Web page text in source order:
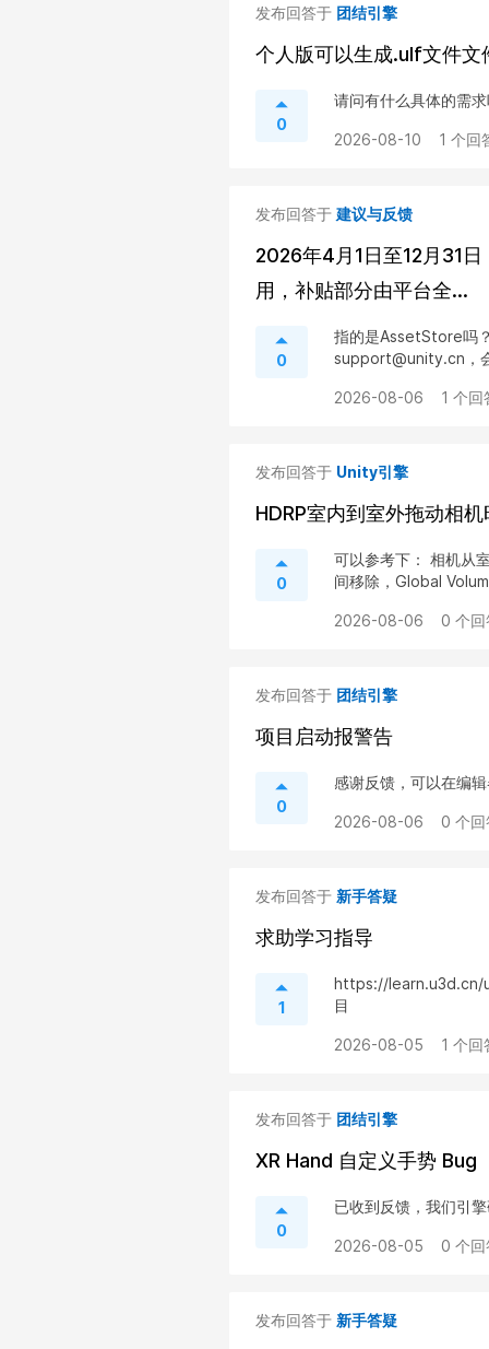
发布回答于 团结引擎
个人版可以生成.ulf文件文
0
请问有什么具体的需
2026-08-10 1 个回
发布回答于 建议与反馈
2026年4月1日至12月31
用，补贴部分由平台全...
0
指的是AssetStore吗
support@unity.cn，
2026-08-06 1 个
发布回答于 Unity引擎
HDRP室内到室外拖动相
0
可以参考下： 相机从
间移除，Global
2026-08-06 0 个
发布回答于 团结引擎
项目启动报警告
0
感谢反馈，可以在编
2026-08-06 0 个
发布回答于 新手答疑
求助学习指导
1
https://learn.u3d.cn/
目
2026-08-05 1 个
发布回答于 团结引擎
XR Hand 自定义手势 Bug
0
已收到反馈，我们引
2026-08-05 0 个
发布回答于 新手答疑